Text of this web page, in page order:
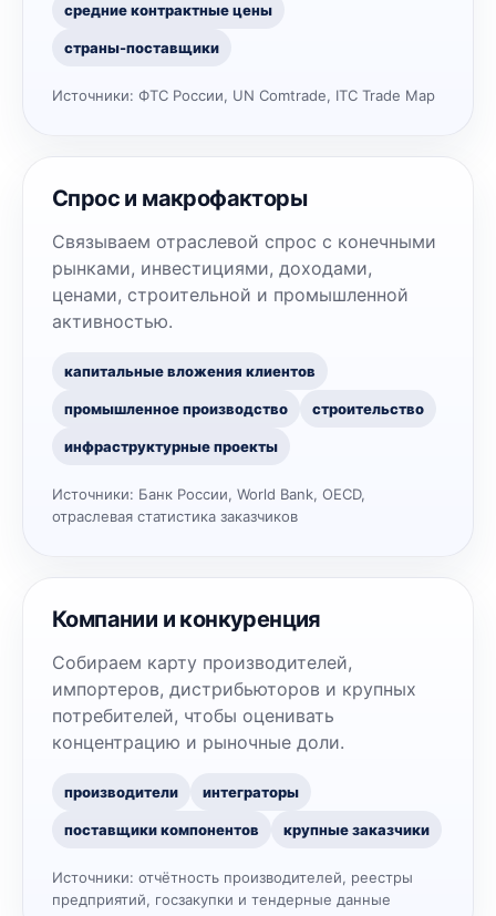
средние контрактные цены
страны-поставщики
Источники: ФТС России, UN Comtrade, ITC Trade Map
Спрос и макрофакторы
Связываем отраслевой спрос с конечными
рынками, инвестициями, доходами,
ценами, строительной и промышленной
активностью.
капитальные вложения клиентов
промышленное производство строительство
инфраструктурные проекты
Источники: Банк России, World Bank, OECD,
отраслевая статистика заказчиков
Компании и конкуренция
Собираем карту производителей,
импортеров, дистрибьюторов и крупных
потребителей, чтобы оценивать
концентрацию и рыночные доли.
производители интеграторы
поставщики компонентов крупные заказчики
Источники: отчётность производителей, реестры
предприятий, госзакупки и тендерные данные